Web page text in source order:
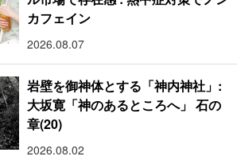
カフェイン
2026.08.07
岩壁を御神体とする「神内神社」:
大坂寛「神のあるところへ」 石の
章(20)
2026.08.02